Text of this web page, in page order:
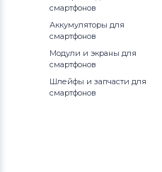
смартфонов
Аккумуляторы для
смартфонов
Модули и экраны для
смартфонов
Шлейфы и запчасти для
смартфонов